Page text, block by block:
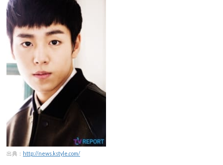
出典： http://news.kstyle.com/